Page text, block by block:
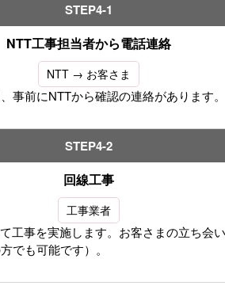
STEP4-1
NTT工事担当者から電話連絡
NTT → お客さま
事前にNTTから確認の連絡があります。
STEP4-2
回線工事
工事業者
工事を実施します。お客さまの立ち会
でも可能です）。